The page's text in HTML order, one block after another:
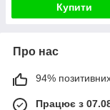
Купити
Про нас
94% позитивних
Працює з